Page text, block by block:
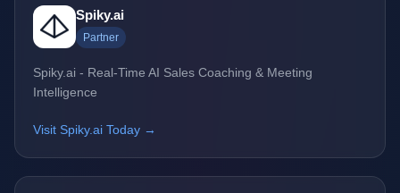
Spiky.ai
Partner
Spiky.ai - Real-Time AI Sales Coaching & Meeting
Intelligence
Visit Spiky.ai Today →